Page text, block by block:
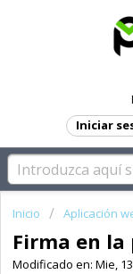
Iniciar
Inicio Aplicación
Firma en
Modificado en: Mie, 13